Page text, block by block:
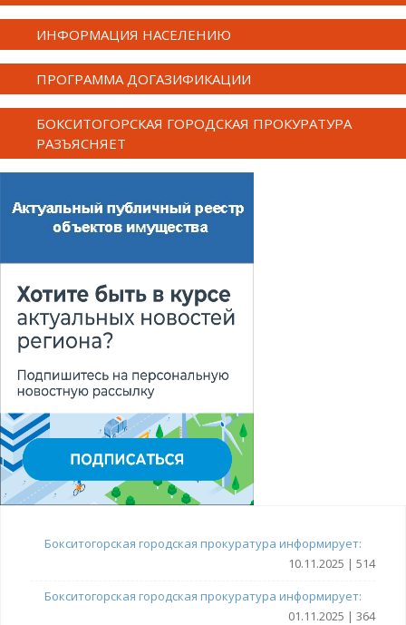
ИНФОРМАЦИЯ НАСЕЛЕНИЮ
ПРОГРАММА ДОГАЗИФИКАЦИИ
БОКСИТОГОРСКАЯ ГОРОДСКАЯ ПРОКУРАТУРА
РАЗЪЯСНЯЕТ
Бокситогорская городская прокуратура информирует:
10.11.2025 | 514
Бокситогорская городская прокуратура информирует:
01.11.2025 | 364